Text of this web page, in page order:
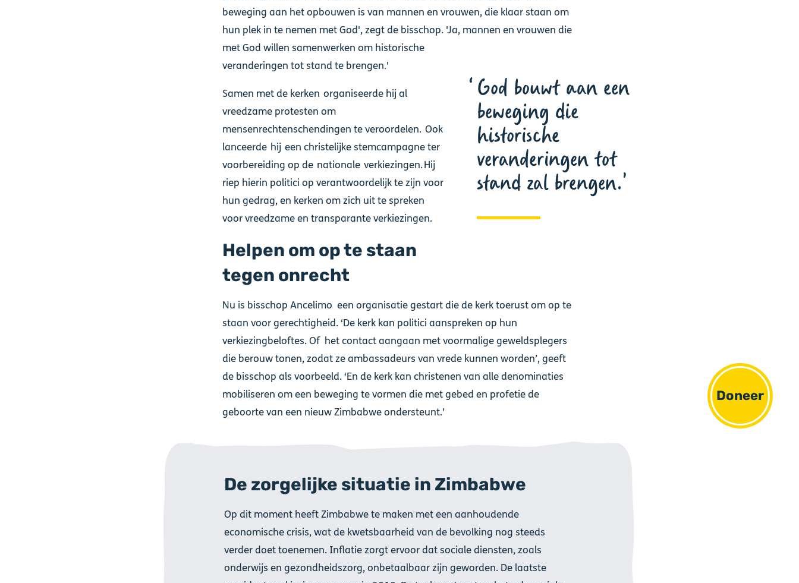
Doneer
God bouwt aan een
beweging die
historische
veranderingen tot
stand zal brengen.
beweging aan het opbouwen is van mannen en vrouwen, die klaar staan ​​om
hun plek in te nemen met God', zegt de bisschop. 'Ja, mannen en vrouwen die
met God willen samenwerken om ​​historische
veranderingen tot stand te brengen.'
Samen met de kerken organiseerde hij al
vreedzame protesten om
mensenrechtenschendingen te veroordelen. Ook
lanceerde hij een christelijke stemcampagne ter
voorbereiding op de nationale verkiezingen. Hij
riep hierin politici op verantwoordelijk te zijn voor
hun gedrag, en kerken om zich uit te spreken
voor vreedzame en transparante verkiezingen.
Helpen om op te staan
tegen onrecht
Nu is bisschop Ancelimo een organisatie gestart die de kerk toerust om op te
staan voor gerechtigheid. ‘De kerk kan politici aanspreken op hun
verkiezingbeloftes. Of het contact aangaan met voormalige geweldsplegers
die berouw tonen, zodat ze ambassadeurs van vrede kunnen worden’, geeft
de bisschop als voorbeeld. ‘En de kerk kan christenen van alle denominaties
mobiliseren om een beweging te vormen die met gebed en profetie de
geboorte van een nieuw Zimbabwe ondersteunt.’
De zorgelijke situatie in Zimbabwe
Op dit moment heeft Zimbabwe te maken met een aanhoudende
economische crisis, wat de kwetsbaarheid van de bevolking nog steeds
verder doet toenemen. Inflatie zorgt ervoor dat sociale diensten, zoals
onderwijs en gezondheidszorg, onbetaalbaar zijn geworden. De laatste